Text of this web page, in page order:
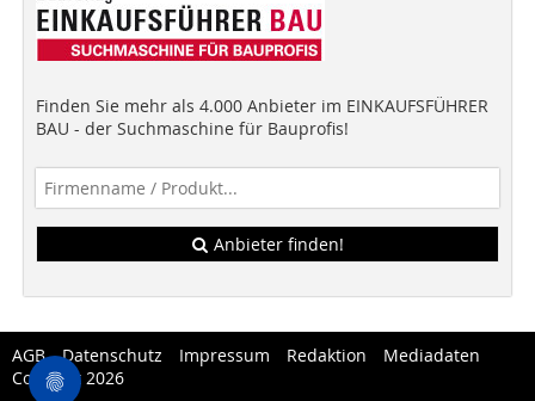
Finden Sie mehr als 4.000 Anbieter im EINKAUFSFÜHRER
BAU - der Suchmaschine für Bauprofis!
Anbieter finden!
AGB Datenschutz Impressum Redaktion
Mediadaten
Copytest 2026